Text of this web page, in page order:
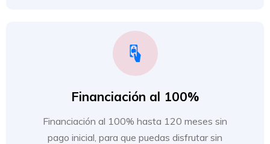
Financiación al 100%
Financiación al 100% hasta 120 meses sin
pago inicial, para que puedas disfrutar sin